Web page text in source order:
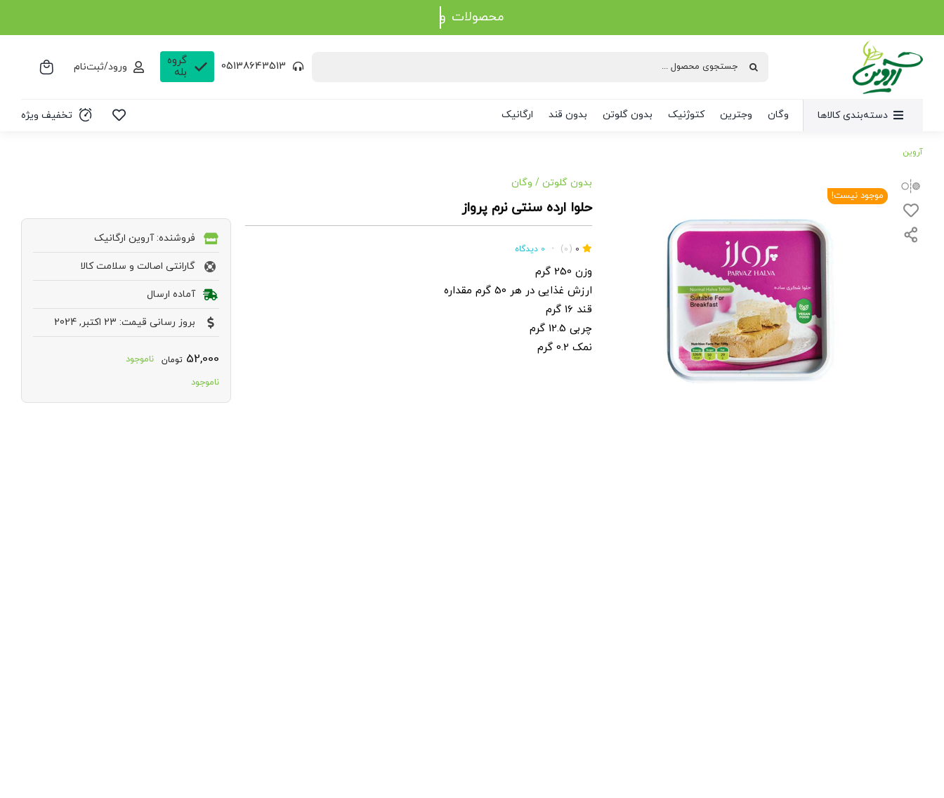
محصولات
جستجو
05138643513
گروه
بله
ورود/ثبت‌نام
دسته‌بندی کالاها وگان وجترین کتوژنیک بدون گلوتن بدون قند ارگانیک تخفیف ویژه
آروین
موجود نیست!
بدون گلوتن / وگان
حلوا ارده سنتی نرم پرواز
0
(0)
• 0 دیدگاه
وزن 250 گرم
ارزش غذایی در هر 50 گرم مقداره
قند 16 گرم
چربی 12.5 گرم
نمک 0.2 گرم
فروشنده: آروین ارگانیک
گارانتی اصالت و سلامت کالا
آماده ارسال
بروز رسانی قیمت: 23 اکتبر, 2024
52,000 تومان
ناموجود
ناموجود